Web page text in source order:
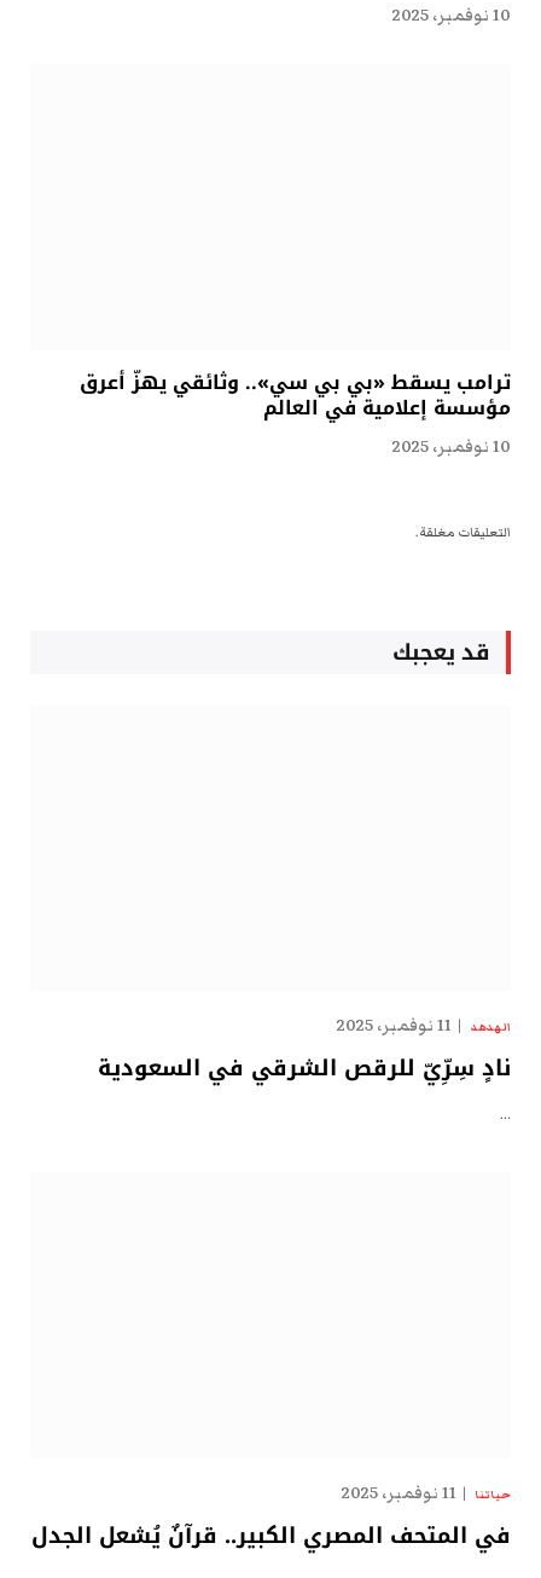
10 نوفمبر، 2025
ترامب يسقط «بي بي سي».. وثائقي يهزّ أعرق
مؤسسة إعلامية في العالم
10 نوفمبر، 2025
التعليقات مغلقة.
قد يعجبك
الهدهد 11 نوفمبر، 2025
نادٍ سِرِّيّ للرقص الشرقي في السعودية
…
حياتنا 11 نوفمبر، 2025
في المتحف المصري الكبير.. قرآنٌ يُشعل الجدل